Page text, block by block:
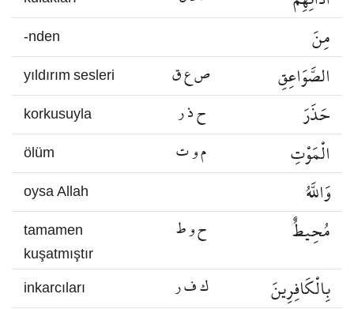
-nden مِنَ
yıldırım sesleri ص ع ق الصَّوَاعِقِ
korkusuyla ح ذ ر حَذَرَ
ölüm م و ت الْمَوْتِ
oysa Allah وَاللَّهُ
tamamen
kuşatmıştır
ح و ط مُحِيطٌ
inkarcıları ك ف ر بِالْكَافِرِينَ